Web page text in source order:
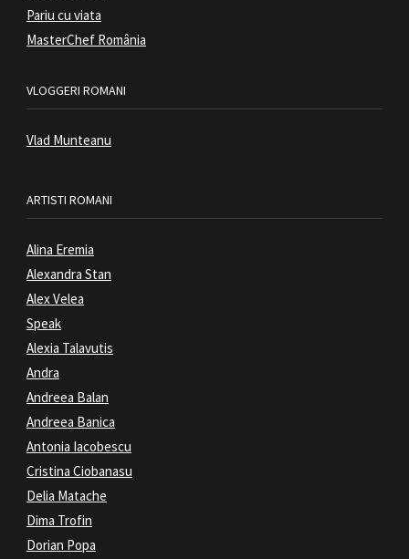
Pariu cu viata
MasterChef România
VLOGGERI ROMANI
Vlad Munteanu
ARTISTI ROMANI
Alina Eremia
Alexandra Stan
Alex Velea
Speak
Alexia Talavutis
Andra
Andreea Balan
Andreea Banica
Antonia Iacobescu
Cristina Ciobanasu
Delia Matache
Dima Trofin
Dorian Popa